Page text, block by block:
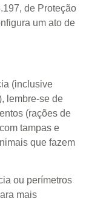
de Proteção
um ato de
(inclusive
lembre-se de
(rações de
tampas e
que fazem
ou perímetros
mais